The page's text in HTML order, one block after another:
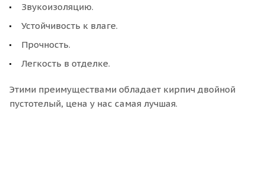
Звукоизоляцию.
Устойчивость к влаге.
Прочность.
Легкость в отделке.
Этими преимуществами обладает кирпич двойной
пустотелый, цена у нас самая лучшая.